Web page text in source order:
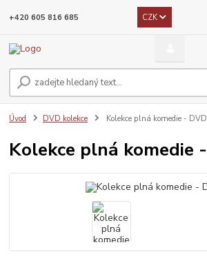
CZK
+420 605 816 685
Úvod DVD kolekce Kolekce plná komedie - DVD
Kolekce plná komedie